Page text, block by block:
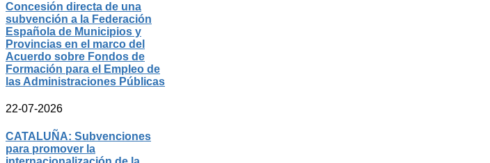
Concesión directa de una
subvención a la Federación
Española de Municipios y
Provincias en el marco del
Acuerdo sobre Fondos de
Formación para el Empleo de
las Administraciones Públicas
22-07-2026
CATALUÑA: Subvenciones
para promover la